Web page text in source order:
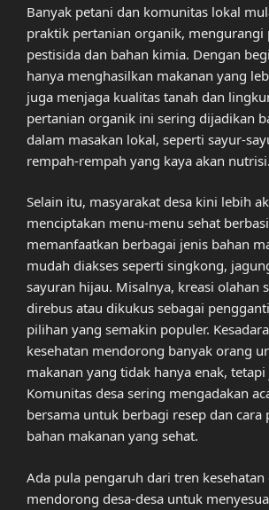
Banyak petani dan komunitas lokal
praktik pertanian organik, mengurangi
pestisida dan bahan kimia. Dengan
hanya menghasilkan makanan yang
juga menjaga kualitas tanah dan
pertanian organik ini sering dijadikan
dalam masakan lokal, seperti sayur-
rempah-rempah yang kaya akan nutrisi.
Selain itu, masyarakat desa kini lebih
menciptakan menu-menu sehat
memanfaatkan berbagai jenis bahan
mudah diakses seperti singkong,
sayuran hijau. Misalnya, kreasi olahan
direbus atau dikukus sebagai
pilihan yang semakin populer.
kesehatan mendorong banyak orang
makanan yang tidak hanya enak,
Komunitas desa sering mengadakan
bersama untuk berbagi resep dan cara
bahan makanan yang sehat.
Ada pula pengaruh dari tren
mendorong desa-desa untuk